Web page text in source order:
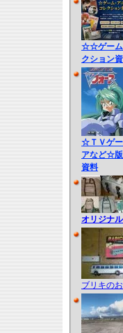
☆☆ゲーム
クション
☆ＴＶゲ
アなど☆
資料
オリジナ
ブリキの